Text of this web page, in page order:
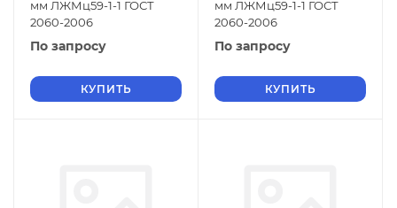
мм ЛЖМц59-1-1 ГОСТ
2060-2006
По запросу
КУПИТЬ
мм ЛЖМц59-1-1 ГОСТ
2060-2006
По запросу
КУПИТЬ